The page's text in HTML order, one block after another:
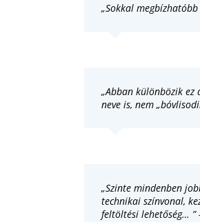
„Sokkal
„Abban különbözik
neve is, nem
„Szinte mindenben
technikai színvonal,
feltöltési lehetőség… ”